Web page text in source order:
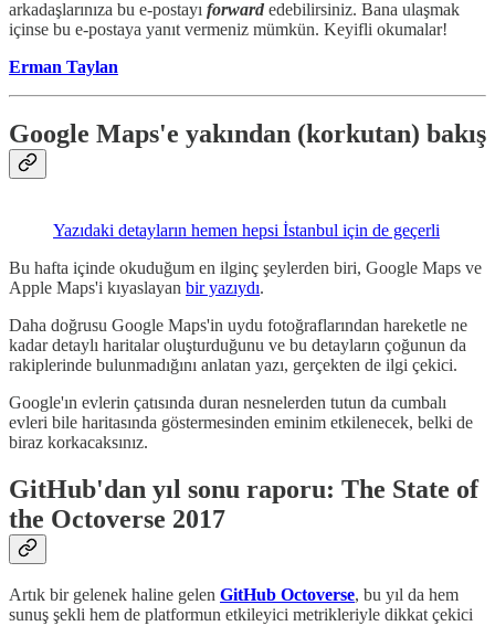
arkadaşlarınıza bu e-postayı forward edebilirsiniz. Bana ulaşmak
içinse bu e-postaya yanıt vermeniz mümkün. Keyifli okumalar!
Erman Taylan
Google Maps'e yakından (korkutan) bakış
Yazıdaki detayların hemen hepsi İstanbul için de geçerli
Bu hafta içinde okuduğum en ilginç şeylerden biri, Google Maps ve
Apple Maps'i kıyaslayan bir yazıydı.
Daha doğrusu Google Maps'in uydu fotoğraflarından hareketle ne
kadar detaylı haritalar oluşturduğunu ve bu detayların çoğunun da
rakiplerinde bulunmadığını anlatan yazı, gerçekten de ilgi çekici.
Google'ın evlerin çatısında duran nesnelerden tutun da cumbalı
evleri bile haritasında göstermesinden eminim etkilenecek, belki de
biraz korkacaksınız.
GitHub'dan yıl sonu raporu: The State of
the Octoverse 2017
Artık bir gelenek haline gelen GitHub Octoverse, bu yıl da hem
sunuş şekli hem de platformun etkileyici metrikleriyle dikkat çekici